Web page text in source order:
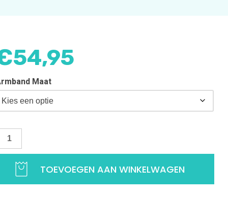
54,95
Maat
Bedelarmband
Armband
TOEVOEGEN AAN WINKELWAGEN